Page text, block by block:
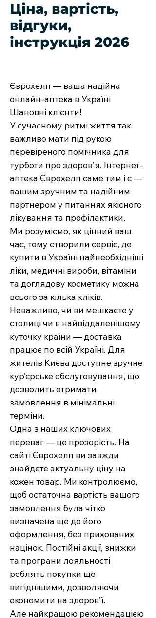
Ціна, вартість,
відгуки,
інструкція 2026
Єврохелп — ваша надійна
онлайн-аптека в Україні
Шановні клієнти!
У сучасному ритмі життя так
важливо мати під рукою
перевіреного помічника для
турботи про здоров’я. Інтернет-
аптека Єврохелп саме тим і є —
вашим зручним та надійним
партнером у питаннях якісного
лікування та профілактики.
Ми розуміємо, як цінний ваш
час, тому створили сервіс, де
купити в Україні найнеобхідніші
ліки, медичні вироби, вітаміни
та доглядову косметику можна
всього за кілька кліків.
Неважливо, чи ви мешкаєте у
столиці чи в найвіддаленішому
куточку країни — доставка
працює по всій Україні. Для
жителів Києва доступне зручне
кур’єрське обслуговування, що
дозволить отримати
замовлення в мінімальні
терміни.
Одна з наших ключових
переваг — це прозорість. На
сайті Єврохелп ви завжди
знайдете актуальну ціну на
кожен товар. Ми контролюємо,
щоб остаточна вартість вашого
замовлення була чітко
визначена ще до його
оформлення, без прихованих
націнок. Постійні акції, знижки
та програни лояльності
роблять покупки ще
вигіднішими, дозволяючи
економити на здоров’ї.
Але найкращою рекомендацією